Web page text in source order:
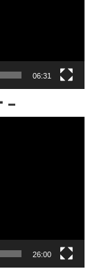
06:31
–
26:00